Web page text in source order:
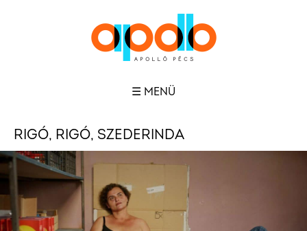
☰ MENÜ
RIGÓ, RIGÓ, SZEDERINDA